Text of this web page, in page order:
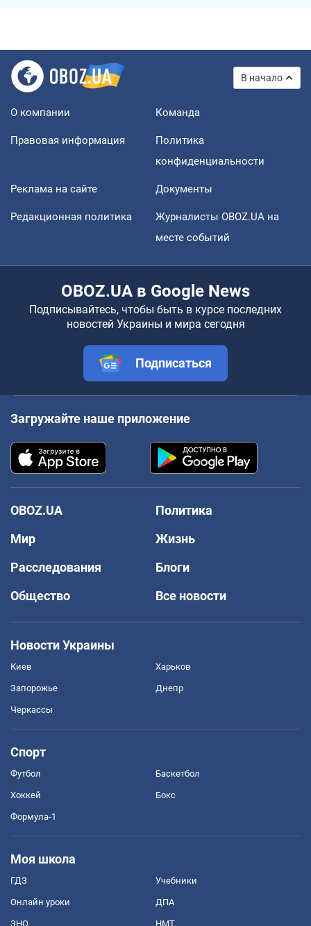
В начало
О компании Команда
Правовая информация
Политика
конфиденциальности
Реклама на сайте Документы
Редакционная политика
Журналисты OBOZ.UA на
месте событий
OBOZ.UA в Google News
Подписывайтесь, чтобы быть в курсе последних
новостей Украины и мира сегодня
Подписаться
Загружайте наше приложение
OBOZ.UA
Политика
Мир
Жизнь
Расследования
Блоги
Общество
Все новости
Новости Украины
Киев Харьков
Запорожье Днепр
Черкассы
Спорт
Футбол Баскетбол
Хоккей Бокс
Формула-1
Моя школа
ГДЗ Учебники
Онлайн уроки ДПА
ЗНО НМТ